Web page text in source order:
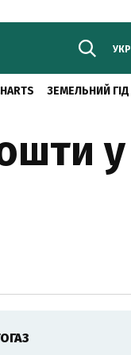
УКР
ЗЕМЕЛЬНИЙ ГІД
у